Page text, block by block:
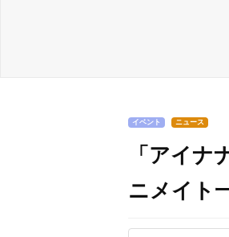
イベント ニュース
「アイナ
ニメイト